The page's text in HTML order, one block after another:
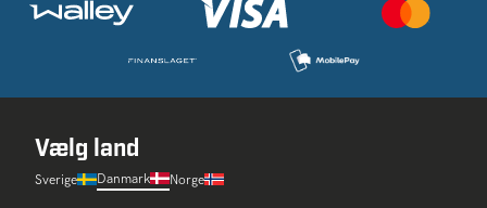
Vælg land
Sverige Danmark Norge